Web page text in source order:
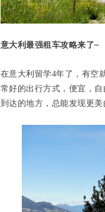
意大利最强租车攻略来了~
在意大利留学4年了，有空
常好的出行方式，便宜，
到达的地方，总能发现更美